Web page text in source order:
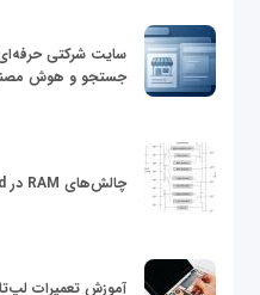
سایت شرکتی
جستجو و هوش
چالش‌های RAM در Workloadهای محاسباتی HPC
آموزش تعمیرات